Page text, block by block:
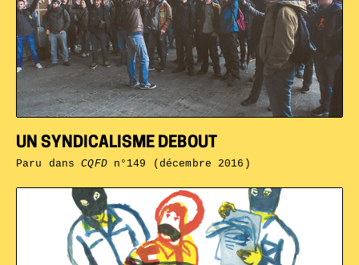
UN SYNDICALISME DEBOUT
Paru dansCQFDn°149 (décembre 2016)